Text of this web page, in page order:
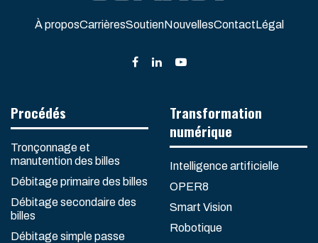
À proposCarrièresSoutienNouvellesContactLégal
Procédés
Tronçonnage et
manutention des billes
Débitage primaire des billes
Débitage secondaire des
billes
Débitage simple passe
Transformation
numérique
Intelligence artificielle
OPER8
Smart Vision
Robotique